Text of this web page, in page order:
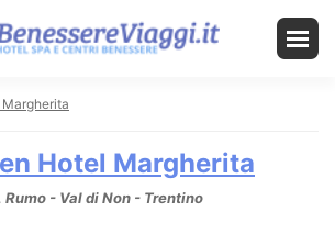
Hotel Margherita
Rumo - Val di Non - Trentino